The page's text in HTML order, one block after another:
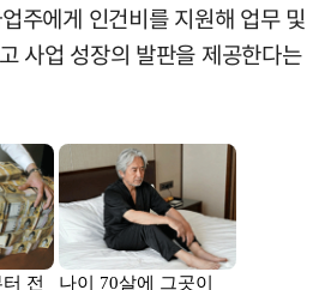
주에게 인건비를 지원해 업무 및
사업 성장의 발판을 제공한다는